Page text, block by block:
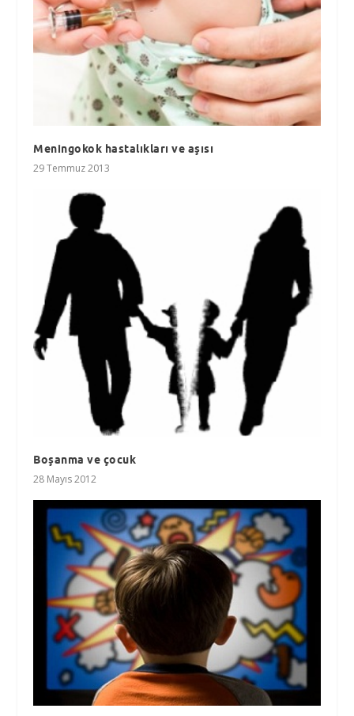
Meningokok hastalıkları ve aşısı
29 Temmuz 2013
Boşanma ve çocuk
28 Mayıs 2012